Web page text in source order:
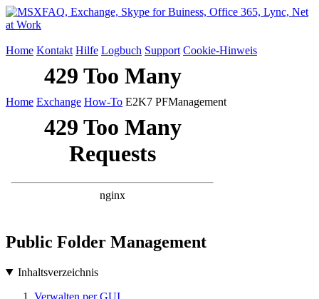
Home Kontakt Hilfe Logbuch Support Cookie-Hinweis
Home Exchange How-To E2K7 PFManagement
Public Folder Management
Inhaltsverzeichnis
Verwalten per GUI